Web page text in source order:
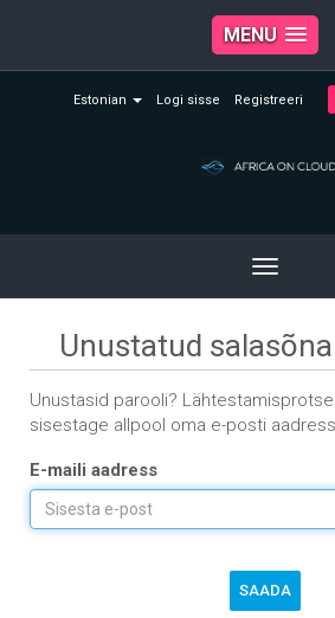
MENU
Estonian Logi sisse Registreeri
Toggle
Unustatud
Unustasid parooli?
sisestage allpool oma e-posti
E-maili aadress
SAADA